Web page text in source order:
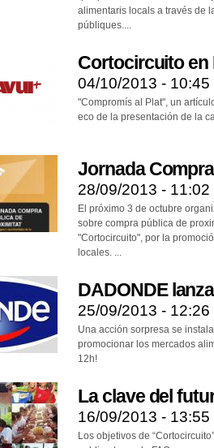
alimentaris locals a través de
públiques....
Cortocircuito en
04/10/2013 - 10:45
"Compromís al Plat", un
eco de la presentación de la
Jornada
28/09/2013 - 11:02
El próximo 3 de octubre
sobre compra pública de
"Cortocircuito", por la
locales. ...
DADONDE
25/09/2013 - 12:26
Una acción sorpresa se
promocionar los mercados
12h!
La clave del
16/09/2013 - 13:55
Los objetivos de